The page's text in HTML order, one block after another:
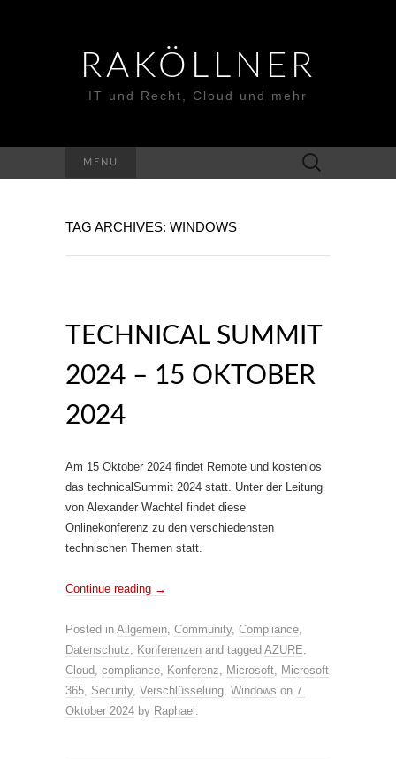
RAKÖLLNER
IT und Recht, Cloud und mehr
MENU
Suchen
nach:
TAG ARCHIVES: WINDOWS
TECHNICAL SUMMIT
2024 – 15 OKTOBER
2024
Am 15 Oktober 2024 findet Remote und kostenlos
das technicalSummit 2024 statt. Unter der Leitung
von Alexander Wachtel findet diese
Onlinekonferenz zu den verschiedensten
technischen Themen statt.
Continue reading →
Posted in Allgemein, Community, Compliance,
Datenschutz, Konferenzen and tagged AZURE,
Cloud, compliance, Konferenz, Microsoft, Microsoft
365, Security, Verschlüsselung, Windows on 7.
Oktober 2024 by Raphael .